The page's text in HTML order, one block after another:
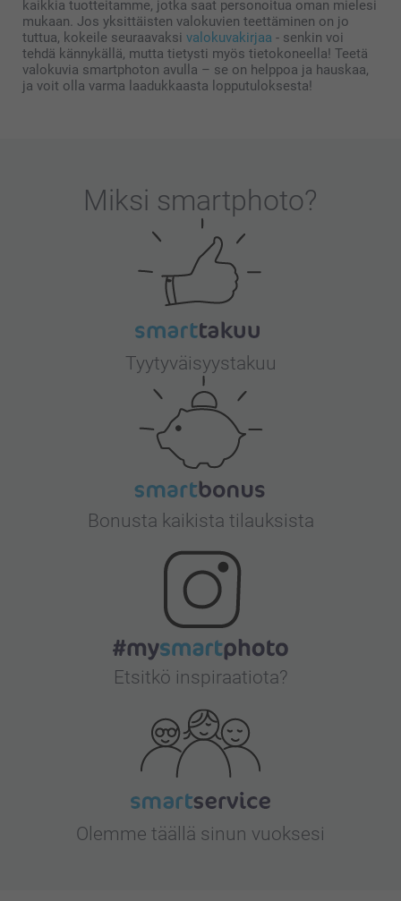
kaikkia tuotteitamme, jotka saat personoitua oman mielesi
mukaan. Jos yksittäisten valokuvien teettäminen on jo
tuttua, kokeile seuraavaksi valokuvakirjaa - senkin voi
tehdä kännykällä, mutta tietysti myös tietokoneella! Teetä
valokuvia smartphoton avulla – se on helppoa ja hauskaa,
ja voit olla varma laadukkaasta lopputuloksesta!
Miksi smartphoto?
Tyytyväisyystakuu
Bonusta kaikista tilauksista
Etsitkö inspiraatiota?
Olemme täällä sinun vuoksesi